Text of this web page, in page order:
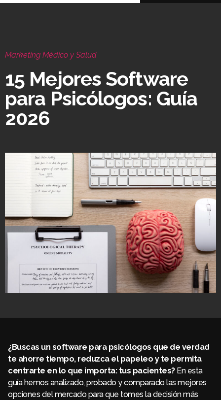
Marketing Médico y Salud
15 Mejores Software
para Psicólogos: Guía
2026
¿Buscas un software para psicólogos que de verdad
te ahorre tiempo, reduzca el papeleo y te permita
centrarte en lo que importa: tus pacientes?En esta
guía hemos analizado, probado y comparado las mejores
opciones del mercado para que tomes la decisión más